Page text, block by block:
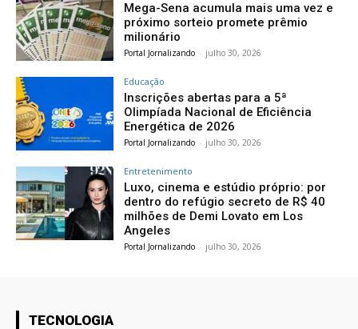
Mega-Sena acumula mais uma vez e
próximo sorteio promete prêmio
milionário
Portal Jornalizando - julho 30, 2026
Educação
Inscrições abertas para a 5ª
Olimpíada Nacional de Eficiência
Energética de 2026
Portal Jornalizando - julho 30, 2026
Entretenimento
Luxo, cinema e estúdio próprio: por
dentro do refúgio secreto de R$ 40
milhões de Demi Lovato em Los
Angeles
Portal Jornalizando - julho 30, 2026
TECNOLOGIA